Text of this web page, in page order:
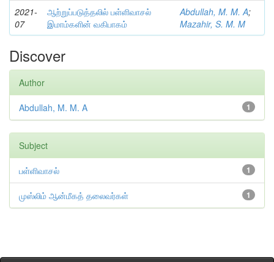
2021-
07
ஆற்றுப்படுத்தலில் பள்ளிவாசல்
இமாம்களின் வகிபாகம்
Abdullah, M. M. A;
Mazahir, S. M. M
Discover
Author
1
Abdullah, M. M. A
Subject
1
பள்ளிவாசல்
1
முஸ்லிம் ஆன்மீகத் தலைவர்கள்